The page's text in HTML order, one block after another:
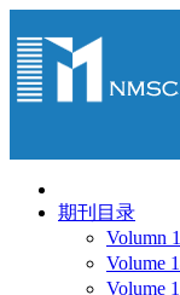
期刊目录
Volumn
Volume
Volume